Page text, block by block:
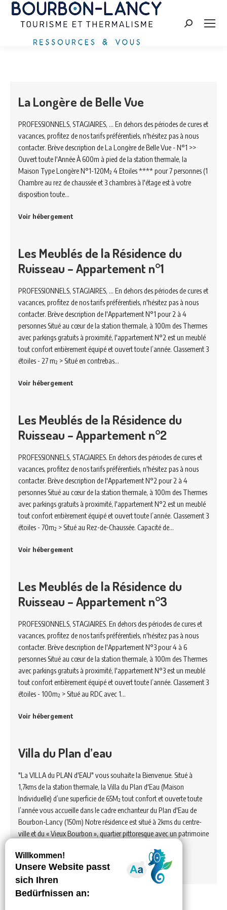
Search:
La Longère de Belle Vue
PROFESSIONNELS, STAGIAIRES, ... En dehors des périodes de cures et
vacances, profitez de nos tarifs préférentiels, n'hésitez pas à nous
contacter. Brève description de La Longère de Belle Vue - N°1 >>
Ouvert toute l'Année À 600m à pied de la station thermale, la
Maison Type Longère N°1-120M² 4 Etoiles **** pour 7 personnes (1
Chambre au rez de chaussée et 3 chambres à l'étage est à votre
disposition toute…
Voir hébergement
Les Meublés de la Résidence du
Ruisseau – Appartement n°1
PROFESSIONNELS, STAGIAIRES, ... En dehors des périodes de cures et
vacances, profitez de nos tarifs préférentiels, n'hésitez pas à nous
contacter. Brève description de l'Appartement N°1 pour 2 à 4
personnes Situé au cœur de la station thermale, à 100m des Thermes
avec parkings gratuits à proximité, l'appartement N°2 est un meublé
tout confort entièrement équipé et ouvert toute l’année. Classement 3
étoiles - 27 m² > Situé en contrebas…
Voir hébergement
Les Meublés de la Résidence du
Ruisseau – Appartement n°2
PROFESSIONNELS, STAGIAIRES. En dehors des périodes de cures et
vacances, profitez de nos tarifs préférentiels, n'hésitez pas à nous
contacter. Brève description de l'Appartement N°2 pour 2 à 4
personnes Situé au cœur de la station thermale, à 100m des Thermes
avec parkings gratuits à proximité, l'appartement N°2 est un meublé
tout confort entièrement équipé et ouvert toute l’année. Classement 3
étoiles - 70m² > Situé au Rez-de-Chaussée. Capacité de…
Voir hébergement
Les Meublés de la Résidence du
Ruisseau – Appartement n°3
PROFESSIONNELS, STAGIAIRES. En dehors des périodes de cures et
vacances, profitez de nos tarifs préférentiels, n'hésitez pas à nous
contacter. Brève description de l'Appartement N°3 pour 4 à 6
personnes Situé au cœur de la station thermale, à 100m des Thermes
avec parkings gratuits à proximité, l'appartement N°3 est un meublé
tout confort entièrement équipé et ouvert toute l’année. Classement 3
étoiles - 100m² > Situé au RDC avec 1…
Voir hébergement
Villa du Plan d’eau
"La VILLA du PLAN d'EAU" vous souhaite la Bienvenue. Situé à
1,7kms de la station thermale, la Villa du Plan d'Eau (Maison
Individuelle) d’une superficie de 65M² tout confort et ouverte toute
l’année vous accueille dans le cadre enchanteur du Plan d'Eau de
Bourbon-Lancy (150m) Notre résidence est situé à 2kms du centre-
ville et du « Vieux Bourbon », quartier pittoresque avec un patrimoine
Voir hébergement